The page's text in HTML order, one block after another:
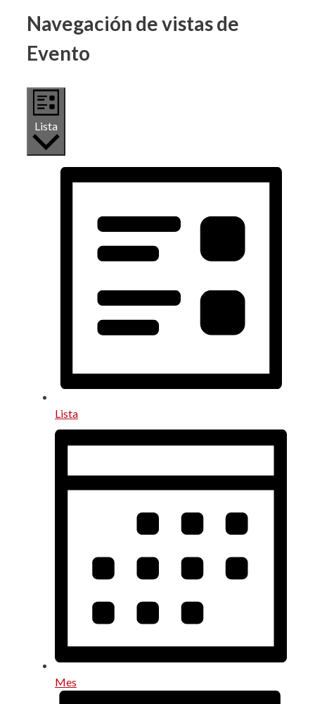
Navegación de vistas de
Evento
Lista
Lista
Mes